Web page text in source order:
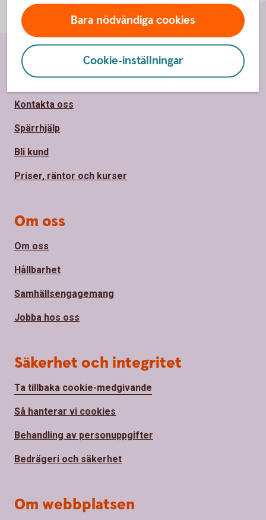
Bara nödvändiga cookies
Cookie-inställningar
Sidfot
Hitta snabbt
Kontakta oss
Spärrhjälp
Bli kund
Priser, räntor och kurser
Om oss
Om oss
Hållbarhet
Samhällsengagemang
Jobba hos oss
Säkerhet och integritet
Ta tillbaka cookie-medgivande
Så hanterar vi cookies
Behandling av personuppgifter
Bedrägeri och säkerhet
Om webbplatsen